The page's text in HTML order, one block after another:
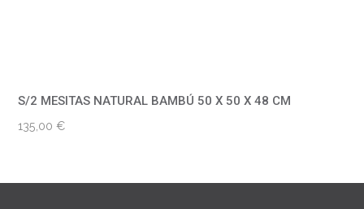
S/2 MESITAS NATURAL BAMBÚ 50 X 50 X 48 CM
135,00€